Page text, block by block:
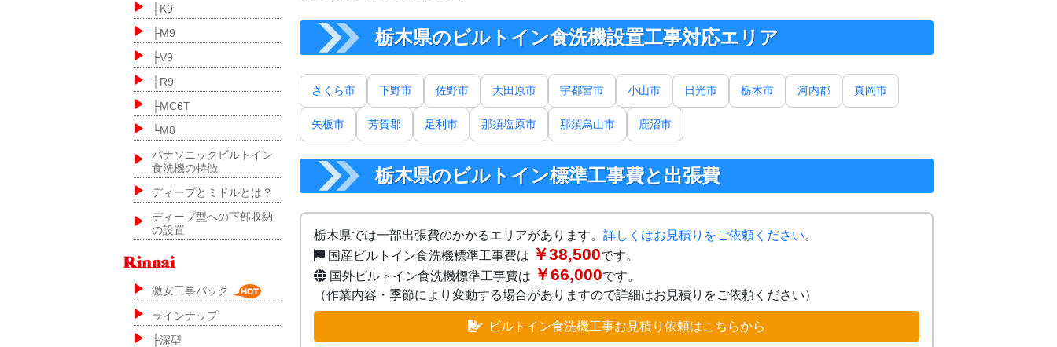
├K9
├M9
├V9
├R9
├MC6T
└M8
パナソニックビルトイン
食洗機の特徴
ディープとミドルとは？
ディープ型への下部収納
の設置
激安工事パック
ラインナップ
├深型
栃木県のビルトイン食洗機設置工事対応エリア
さくら市 下野市 佐野市 大田原市 宇都宮市 小山市 日光市 栃木市 河内郡 真岡市
矢板市 芳賀郡 足利市 那須塩原市 那須烏山市 鹿沼市
栃木県のビルトイン標準工事費と出張費
栃木県では一部出張費のかかるエリアがあります。 詳しくはお見積りをご依頼ください。
国産ビルトイン食洗機標準工事費は ￥38,500です。
国外ビルトイン食洗機標準工事費は ￥66,000です。
（作業内容・季節により変動する場合がありますので詳細はお見積りをご依頼ください）
ビルトイン食洗機工事お見積り依頼はこちらから